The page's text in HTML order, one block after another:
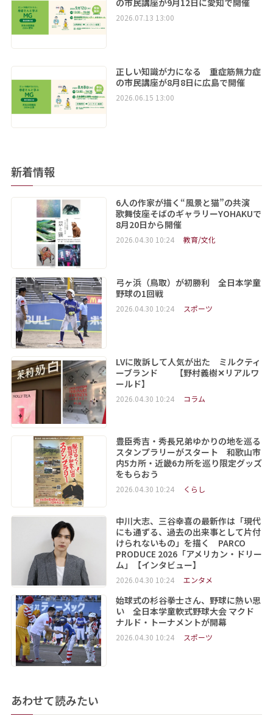
の市民講座が9月12日に愛知で開催
2026.07.13 13:00
正しい知識が力になる 重症筋無力症
の市民講座が8月8日に広島で開催
2026.06.15 13:00
新着情報
6人の作家が描く“風景と猫”の共演
歌舞伎座そばのギャラリーYOHAKUで
8月20日から開催
2026.04.30 10:24 教育/文化
弓ヶ浜（鳥取）が初勝利 全日本学童
野球の1回戦
2026.04.30 10:24 スポーツ
LVに敗訴して人気が出た ミルクティ
ーブランド 【野村義樹✕リアルワ
ールド】
2026.04.30 10:24 コラム
豊臣秀吉・秀長兄弟ゆかりの地を巡る
スタンプラリーがスタート 和歌山市
内5カ所・近畿6カ所を巡り限定グッズ
をもらおう
2026.04.30 10:24 くらし
中川大志、三谷幸喜の最新作は「現代
にも通ずる、過去の出来事として片付
けられないもの」を描く PARCO
PRODUCE 2026「アメリカン・ドリー
ム」【インタビュー】
2026.04.30 10:24 エンタメ
始球式の杉谷拳士さん、野球に熱い思
い 全日本学童軟式野球大会 マクド
ナルド・トーナメントが開幕
2026.04.30 10:24 スポーツ
あわせて読みたい